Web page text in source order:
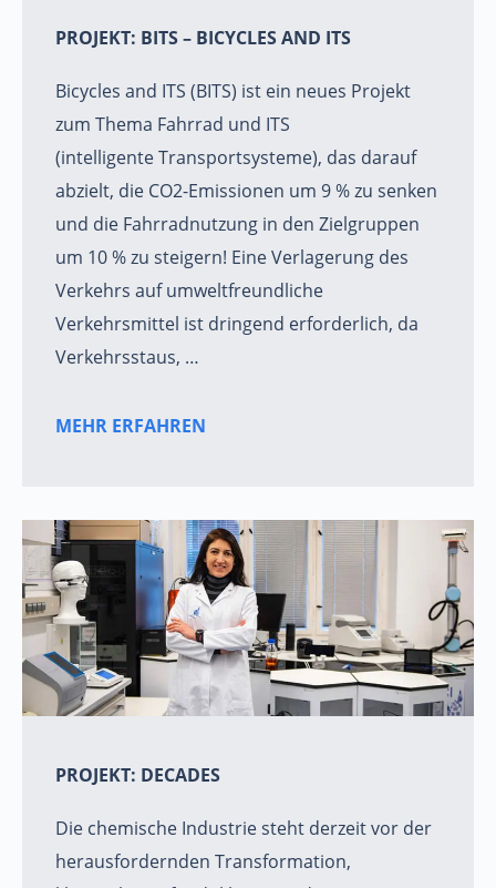
PROJEKT: BITS – BICYCLES AND ITS
Bicycles and ITS (BITS) ist ein neues Projekt
zum Thema Fahrrad und ITS
(intelligente Transportsysteme), das darauf
abzielt, die CO2-Emissionen um 9 % zu senken
und die Fahrradnutzung in den Zielgruppen
um 10 % zu steigern! Eine Verlagerung des
Verkehrs auf umweltfreundliche
Verkehrsmittel ist dringend erforderlich, da
Verkehrsstaus, …
MEHR ERFAHREN
PROJEKT: DECADES
Die chemische Industrie steht derzeit vor der
herausfordernden Transformation,